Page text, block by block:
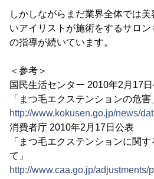
しかしながらまだ業界全体では
いアイリストが施術をするサロ
の指導が続いています。
＜参考＞
国民生活センター 2010年2月17
「まつ毛エクステンションの危害
http://www.kokusen.go.jp/news/
消費者庁 2010年2月17日公表
「まつ毛エクステンションに関
て」
http://www.caa.go.jp/